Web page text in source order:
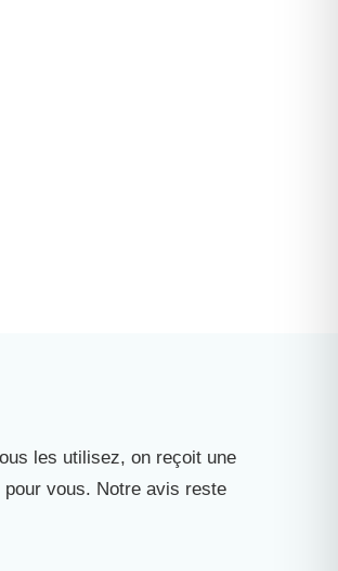
les utilisez, on reçoit une
vous. Notre avis reste